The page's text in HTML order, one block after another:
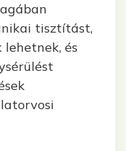
tisztítást,
és